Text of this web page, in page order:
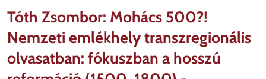
Tóth Zsombor: Mohács 500?!
Nemzeti emlékhely transzregionális
olvasatban: fókuszban a hosszú